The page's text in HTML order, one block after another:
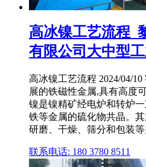
高冰镍工艺流程_
有限公司大中型
高冰镍工艺流程 2024/04/
展的铁磁性金属,具有高度
镍是镍精矿经电炉和转炉
铁等金属的硫化物共晶。
研磨、干燥、筛分和包装
联系电话: 180 3780 8511